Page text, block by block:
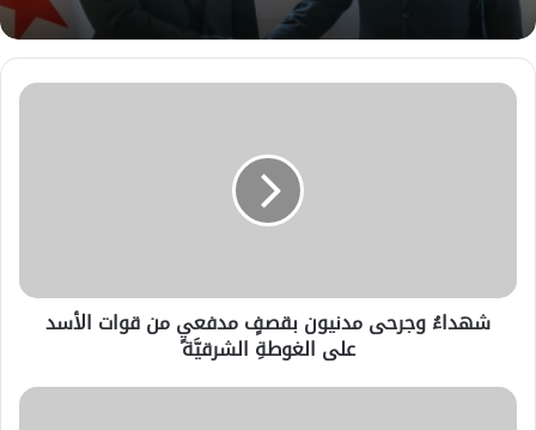
شهداءُ وجرحى مدنيون بقصفٍ مدفعيٍ من قوات الأسد
على الغوطةِ الشرقيَّة